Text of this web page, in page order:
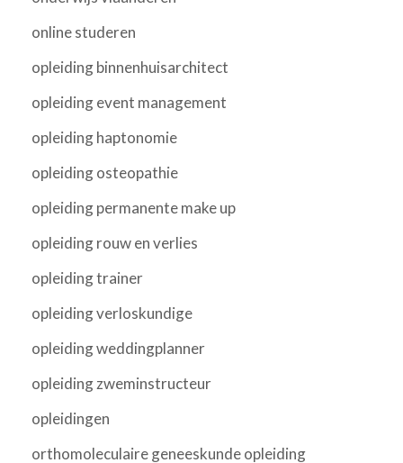
online studeren
opleiding binnenhuisarchitect
opleiding event management
opleiding haptonomie
opleiding osteopathie
opleiding permanente make up
opleiding rouw en verlies
opleiding trainer
opleiding verloskundige
opleiding weddingplanner
opleiding zweminstructeur
opleidingen
orthomoleculaire geneeskunde opleiding